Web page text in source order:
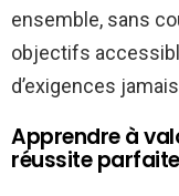
ensemble, sans
objectifs
d’exigences
Apprendre à
réussite parfaite